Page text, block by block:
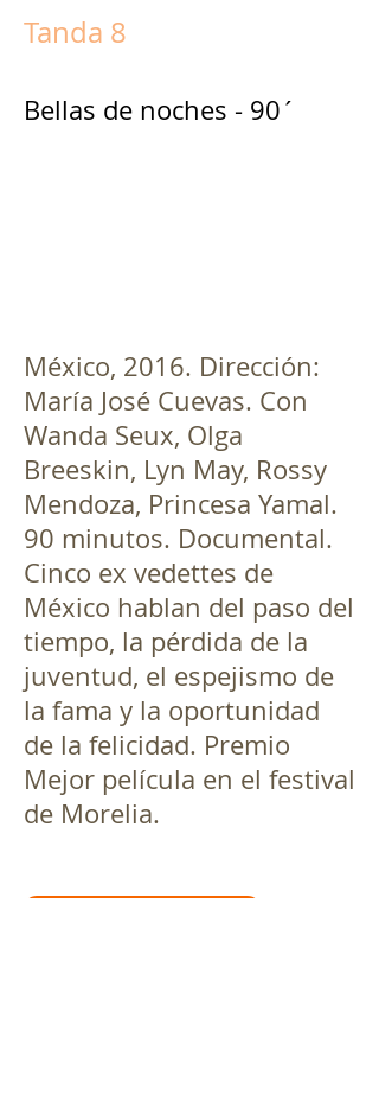
Tanda 8
Bellas de noches - 90´
México, 2016. Dirección:
María José Cuevas. Con
Wanda Seux, Olga
Breeskin, Lyn May, Rossy
Mendoza, Princesa Yamal.
90 minutos. Documental.
Cinco ex vedettes de
México hablan del paso del
tiempo, la pérdida de la
juventud, el espejismo de
la fama y la oportunidad
de la felicidad. Premio
Mejor película en el festival
de Morelia.